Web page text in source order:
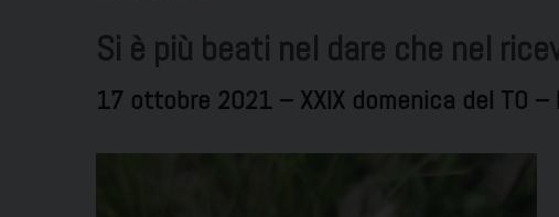
Si è più beati nel dare che nel
17 ottobre 2021 – XXIX domenica del TO –